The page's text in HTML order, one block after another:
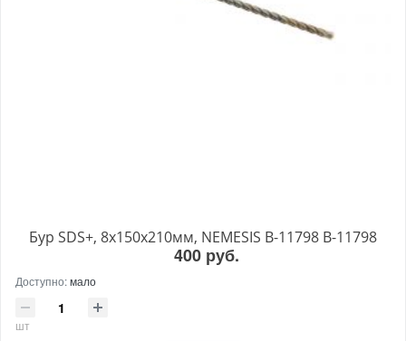
Бур SDS+, 8х150х210мм, NEMESIS B-11798 B-11798
400 руб.
Доступно:мало
шт